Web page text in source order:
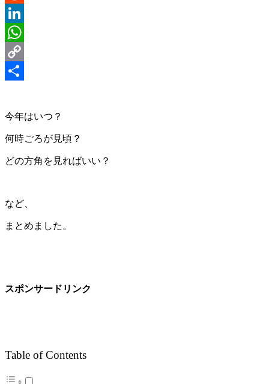
Reddit
LinkedIn
WhatsApp
Copy
今年はいつ？
何時ごろが見頃？
どの方角を見ればいい？
など、
まとめました。
スポンサードリンク
Table of Contents